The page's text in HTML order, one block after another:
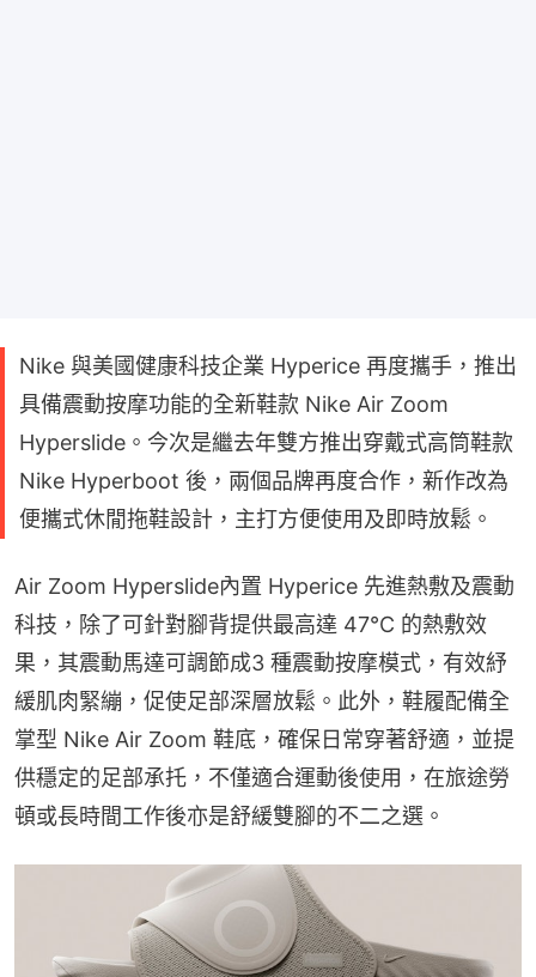
Nike 與美國健康科技企業 Hyperice 再度攜手，推出
具備震動按摩功能的全新鞋款 Nike Air Zoom
Hyperslide。今次是繼去年雙方推出穿戴式高筒鞋款
Nike Hyperboot 後，兩個品牌再度合作，新作改為
便攜式休閒拖鞋設計，主打方便使用及即時放鬆。
Air Zoom Hyperslide內置 Hyperice 先進熱敷及震動
科技，除了可針對腳背提供最高達 47°C 的熱敷效
果，其震動馬達可調節成3 種震動按摩模式，有效紓
緩肌肉緊繃，促使足部深層放鬆。此外，鞋履配備全
掌型 Nike Air Zoom 鞋底，確保日常穿著舒適，並提
供穩定的足部承托，不僅適合運動後使用，在旅途勞
頓或長時間工作後亦是舒緩雙腳的不二之選。